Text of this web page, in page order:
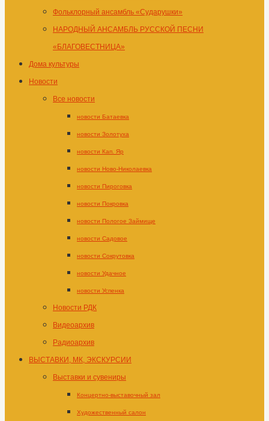
Фольклорный ансамбль «Сударушки»
НАРОДНЫЙ АНСАМБЛЬ РУССКОЙ ПЕСНИ
«БЛАГОВЕСТНИЦА»
Дома культуры
Новости
Все новости
новости Батаевка
новости Золотуха
новости Кап. Яр
новости Ново-Николаевка
новости Пироговка
новости Покровка
новости Пологое Займище
новости Садовое
новости Сокрутовка
новости Удачное
новости Успенка
Новости РДК
Видеоархив
Радиоархив
ВЫСТАВКИ, МК, ЭКСКУРСИИ
Выставки и сувениры
Концертно-выставочный зал
Художественный салон